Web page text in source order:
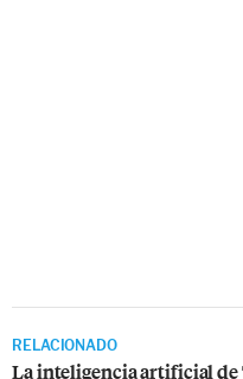
RELACIONADO
La inteligencia artificial